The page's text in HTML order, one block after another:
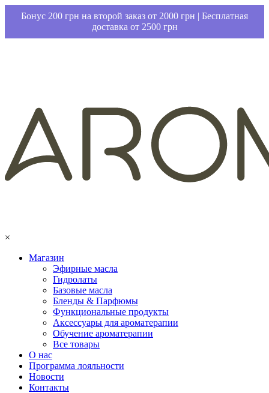
Бонус 200 грн на второй заказ от 2000 грн | Бесплатная
доставка от 2500 грн
×
Магазин
Эфирные масла
Гидролаты
Базовые масла
Бленды & Парфюмы
Функциональные продукты
Аксессуары для ароматерапии
Обучение ароматерапии
Все товары
О нас
Программа лояльности
Новости
Контакты